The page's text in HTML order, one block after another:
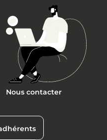
Nous contacter